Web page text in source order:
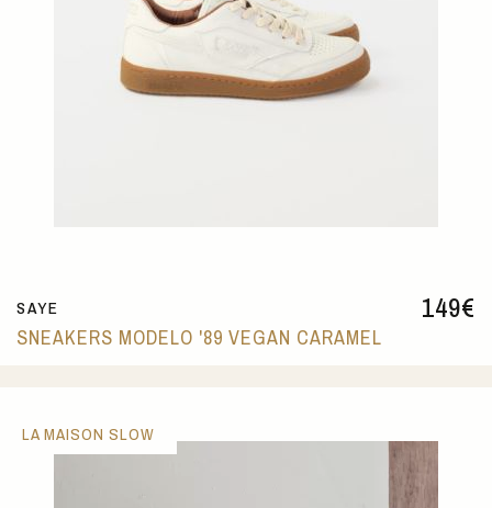
149€
SAYE
SNEAKERS MODELO '89 VEGAN CARAMEL
LA MAISON SLOW